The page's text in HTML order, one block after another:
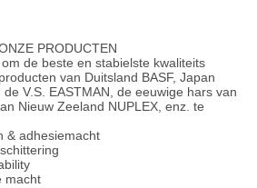
PRODUCTEN
de beste en stabielste kwaliteits
van Duitsland BASF, Japan
V.S. EASTMAN, de eeuwige hars van
Nieuw Zeeland NUPLEX, enz. te
& adhesiemacht
macht